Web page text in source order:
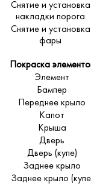
Снятие и установка
накладки порога
Снятие и установка
фары
Покраска
Элемент
Бампер
Переднее крыло
Капот
Крыша
Дверь
Дверь (купе)
Заднее крыло
Заднее крыло